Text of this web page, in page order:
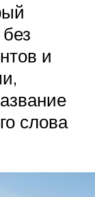
и
слова